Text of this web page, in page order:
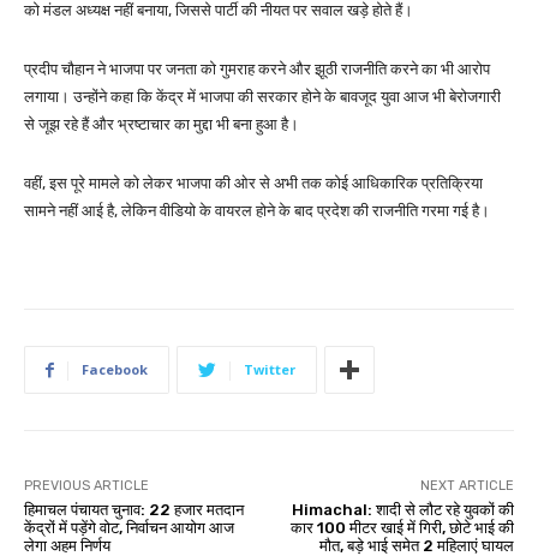
को मंडल अध्यक्ष नहीं बनाया, जिससे पार्टी की नीयत पर सवाल खड़े होते हैं।
प्रदीप चौहान ने भाजपा पर जनता को गुमराह करने और झूठी राजनीति करने का भी आरोप
लगाया। उन्होंने कहा कि केंद्र में भाजपा की सरकार होने के बावजूद युवा आज भी बेरोजगारी
से जूझ रहे हैं और भ्रष्टाचार का मुद्दा भी बना हुआ है।
वहीं, इस पूरे मामले को लेकर भाजपा की ओर से अभी तक कोई आधिकारिक प्रतिक्रिया
सामने नहीं आई है, लेकिन वीडियो के वायरल होने के बाद प्रदेश की राजनीति गरमा गई है।
Facebook Twitter
PREVIOUS ARTICLE
हिमाचल पंचायत चुनाव: 22 हजार मतदान
केंद्रों में पड़ेंगे वोट, निर्वाचन आयोग आज
लेगा अहम निर्णय
NEXT ARTICLE
Himachal: शादी से लौट रहे युवकों की
कार 100 मीटर खाई में गिरी, छोटे भाई की
मौत, बड़े भाई समेत 2 महिलाएं घायल